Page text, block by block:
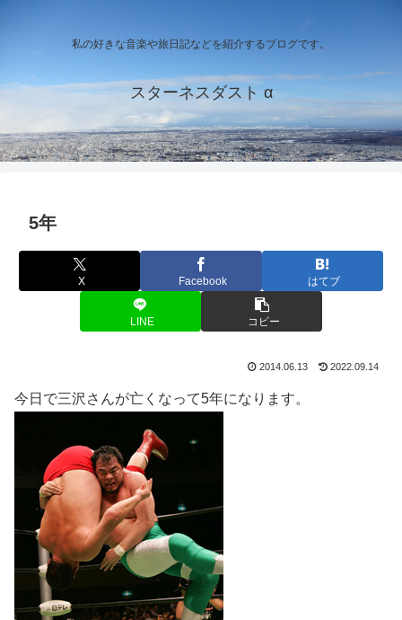
私の好きな音楽や旅日記などを紹介するブログです。
スターネスダスト α
5年
X Facebook はてブ
LINE コピー
2014.06.13 2022.09.14
今日で三沢さんが亡くなって5年になります。